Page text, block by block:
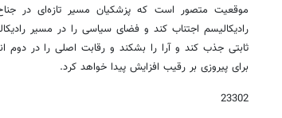
موقعیت متصور است که پزشکیان مسیر تازه‌ای در
رادیکالیسم اجتناب کند و فضای سیاسی را در مسیر
ثابتی جذب کند و آرا را بشکند و رقابت اصلی را در دوم
برای پیروزی بر رقیب افزایش پیدا خواهد کرد.
23302